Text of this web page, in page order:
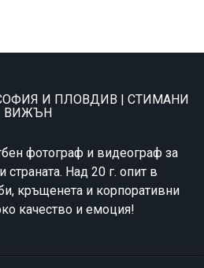
И ПЛОВДИВ | СТИМАНИ
ВИЖЪН
фотограф и видеограф за
Над 20 г. опит в
кръщенета и корпоративни
качество и емоция!